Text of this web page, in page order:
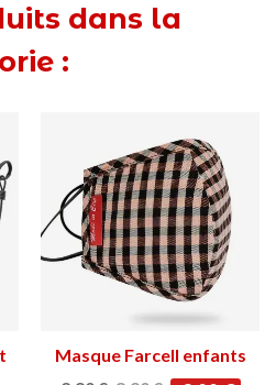
dans la
:
Masque Farcell enfants